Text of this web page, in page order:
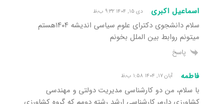
اسماعیل اکبری دی ۱۵, ۱۴۰۴ ۹:۳۲ ب٫ظ
سلام دانشجوی دکترای علوم سیاسی اندیشه ۱۴۰۴هستم
میتونم روابط بین الملل بخونم
پاسخ
فاطمه آبان ۱۷, ۱۴۰۴ ۱:۵۸ ب٫ظ
با سلام، من دو کارشناسی مدیریت دولتی و مهندسی